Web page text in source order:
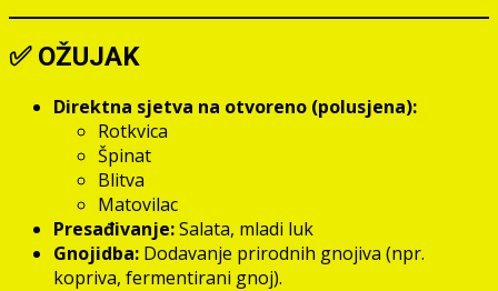
✅ OŽUJAK
Direktna sjetva na otvoreno (polusjena):
Rotkvica
Špinat
Blitva
Matovilac
Presađivanje:Salata, mladi luk
Gnojidba: Dodavanje prirodnih gnojiva (npr.
kopriva, fermentirani gnoj).